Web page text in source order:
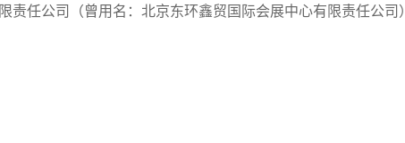
责任公司（曾用名：北京东环鑫贸国际会展中心有限责任公司）